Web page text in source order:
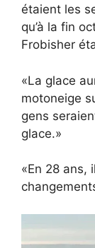
étaient les
qu’à la fin
Frobisher
La glace
motoneige
gens
glace.
En 28 ans,